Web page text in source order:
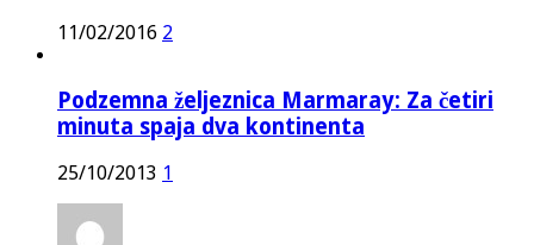
11/02/2016 2
Podzemna željeznica Marmaray: Za četiri
minuta spaja dva kontinenta
25/10/2013 1